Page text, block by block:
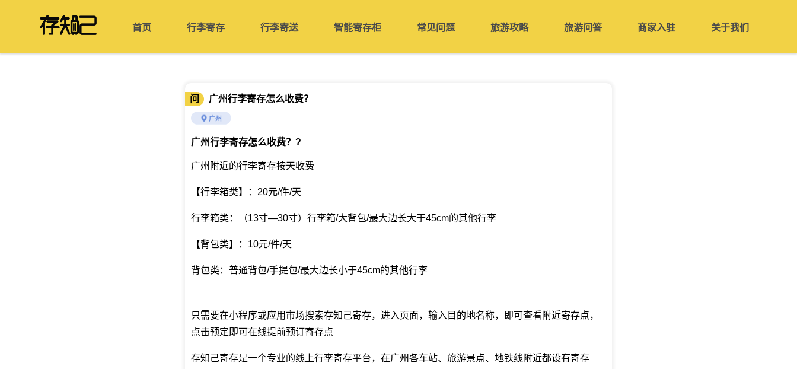
首页 行李寄存 行李寄送 智能寄存柜 常见问题 旅游攻略 旅游问答 商家入驻 关于我们
问 广州行李寄存怎么收费？
广州
广州行李寄存怎么收费？ ?
广州附近的行李寄存按天收费
【行李箱类】：20元/件/天
行李箱类：（13寸—30寸）行李箱/大背包/最大边长大于45cm的其他行李
【背包类】：10元/件/天
背包类：普通背包/手提包/最大边长小于45cm的其他行李
只需要在小程序或应用市场搜索存知己寄存，进入页面，输入目的地名称，即可查看附近寄存点，
点击预定即可在线提前预订寄存点
存知己寄存是一个专业的线上行李寄存平台，在广州各车站、旅游景点、地铁线附近都设有寄存